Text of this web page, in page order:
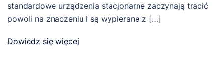
standardowe urządzenia stacjonarne zaczynają tracić
powoli na znaczeniu i są wypierane z […]
Dowiedz się więcej